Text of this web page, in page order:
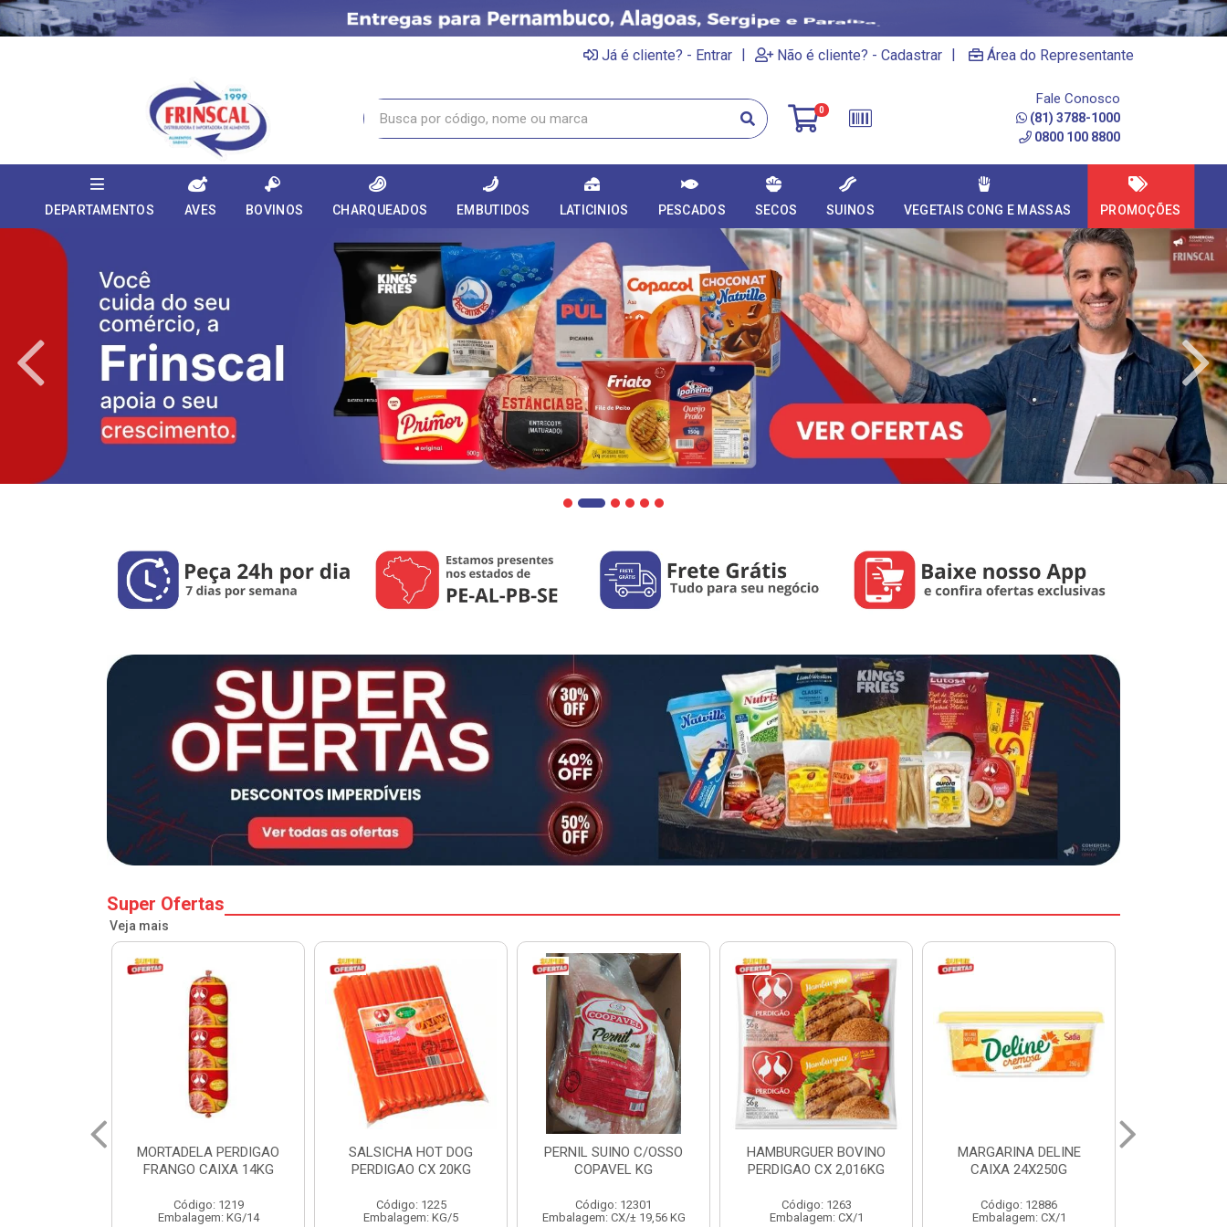
Já é cliente? - Entrar | Não é cliente? - Cadastrar | Área do Representante
0
Fale Conosco
(81) 3788-1000
0800 100 8800
DEPARTAMENTOS AVES BOVINOS CHARQUEADOS EMBUTIDOS LATICINIOS PESCADOS SECOS SUINOS VEGETAIS CONG E MASSAS PROMOÇÕES
Super Ofertas
Veja mais
SALSICHA HOT DOG
PERDIGAO CX 20KG
Código: 1225
Embalagem: KG/5
PERNIL SUINO C/OSSO
COPAVEL KG
Código: 12301
Embalagem: CX/± 19,56 KG
HAMBURGUER BOVINO
PERDIGAO CX 2,016KG
Código: 1263
Embalagem: CX/1
MARGARINA DELINE
CAIXA 24X250G
Código: 12886
Embalagem: CX/1
MARGARINA DELINE
CAIXA 12X500G
Código: 12887
Embalagem: CX/1